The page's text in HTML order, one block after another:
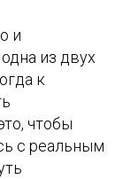
и
из двух
к
чтобы
с реальным